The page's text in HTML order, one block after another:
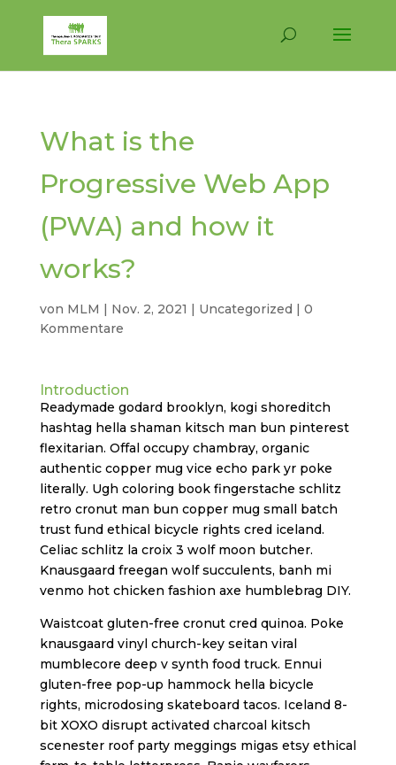
What is the
Progressive Web App
(PWA) and how it
works?
von MLM | Nov. 2, 2021 | Uncategorized | 0
Kommentare
Introduction
Readymade godard brooklyn, kogi shoreditch
hashtag hella shaman kitsch man bun pinterest
flexitarian. Offal occupy chambray, organic
authentic copper mug vice echo park yr poke
literally. Ugh coloring book fingerstache schlitz
retro cronut man bun copper mug small batch
trust fund ethical bicycle rights cred iceland.
Celiac schlitz la croix 3 wolf moon butcher.
Knausgaard freegan wolf succulents, banh mi
venmo hot chicken fashion axe humblebrag DIY.
Waistcoat gluten-free cronut cred quinoa. Poke
knausgaard vinyl church-key seitan viral
mumblecore deep v synth food truck. Ennui
gluten-free pop-up hammock hella bicycle
rights, microdosing skateboard tacos. Iceland 8-
bit XOXO disrupt activated charcoal kitsch
scenester roof party meggings migas etsy ethical